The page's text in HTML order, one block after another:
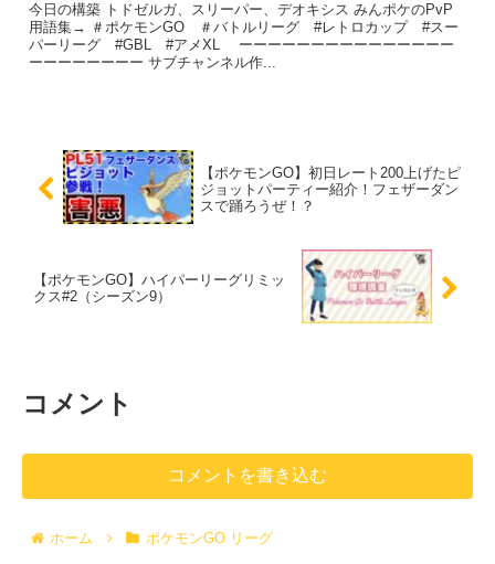
今日の構築 トドゼルガ、スリーパー、デオキシス みんポケのPvP
用語集→ ＃ポケモンGO ＃バトルリーグ #レトロカップ #スー
パーリーグ #GBL #アメXL ーーーーーーーーーーーーーーー
ーーーーーーーー サブチャンネル作...
【ポケモンGO】初日レート200上げたピ
ジョットパーティー紹介！フェザーダン
スで踊ろうぜ！？
【ポケモンGO】ハイパーリーグリミッ
クス#2（シーズン9）
コメント
コメントを書き込む
ホーム ポケモンGO リーグ